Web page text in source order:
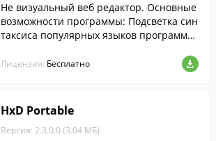
Не визуальный веб редактор. Основные
возможности программы: Подсветка син
таксиса популярных языков программи
c, CSS, Java Script, PHP, VB Script, XML.
Лицензия: Бесплатно
HxD Portable
Версия: 2.3.0.0 (3.04 МБ)